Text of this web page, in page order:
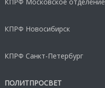
КПРФ Новосибирск
КПРФ Санкт-Петербург
ПОЛИТПРОСВЕТ